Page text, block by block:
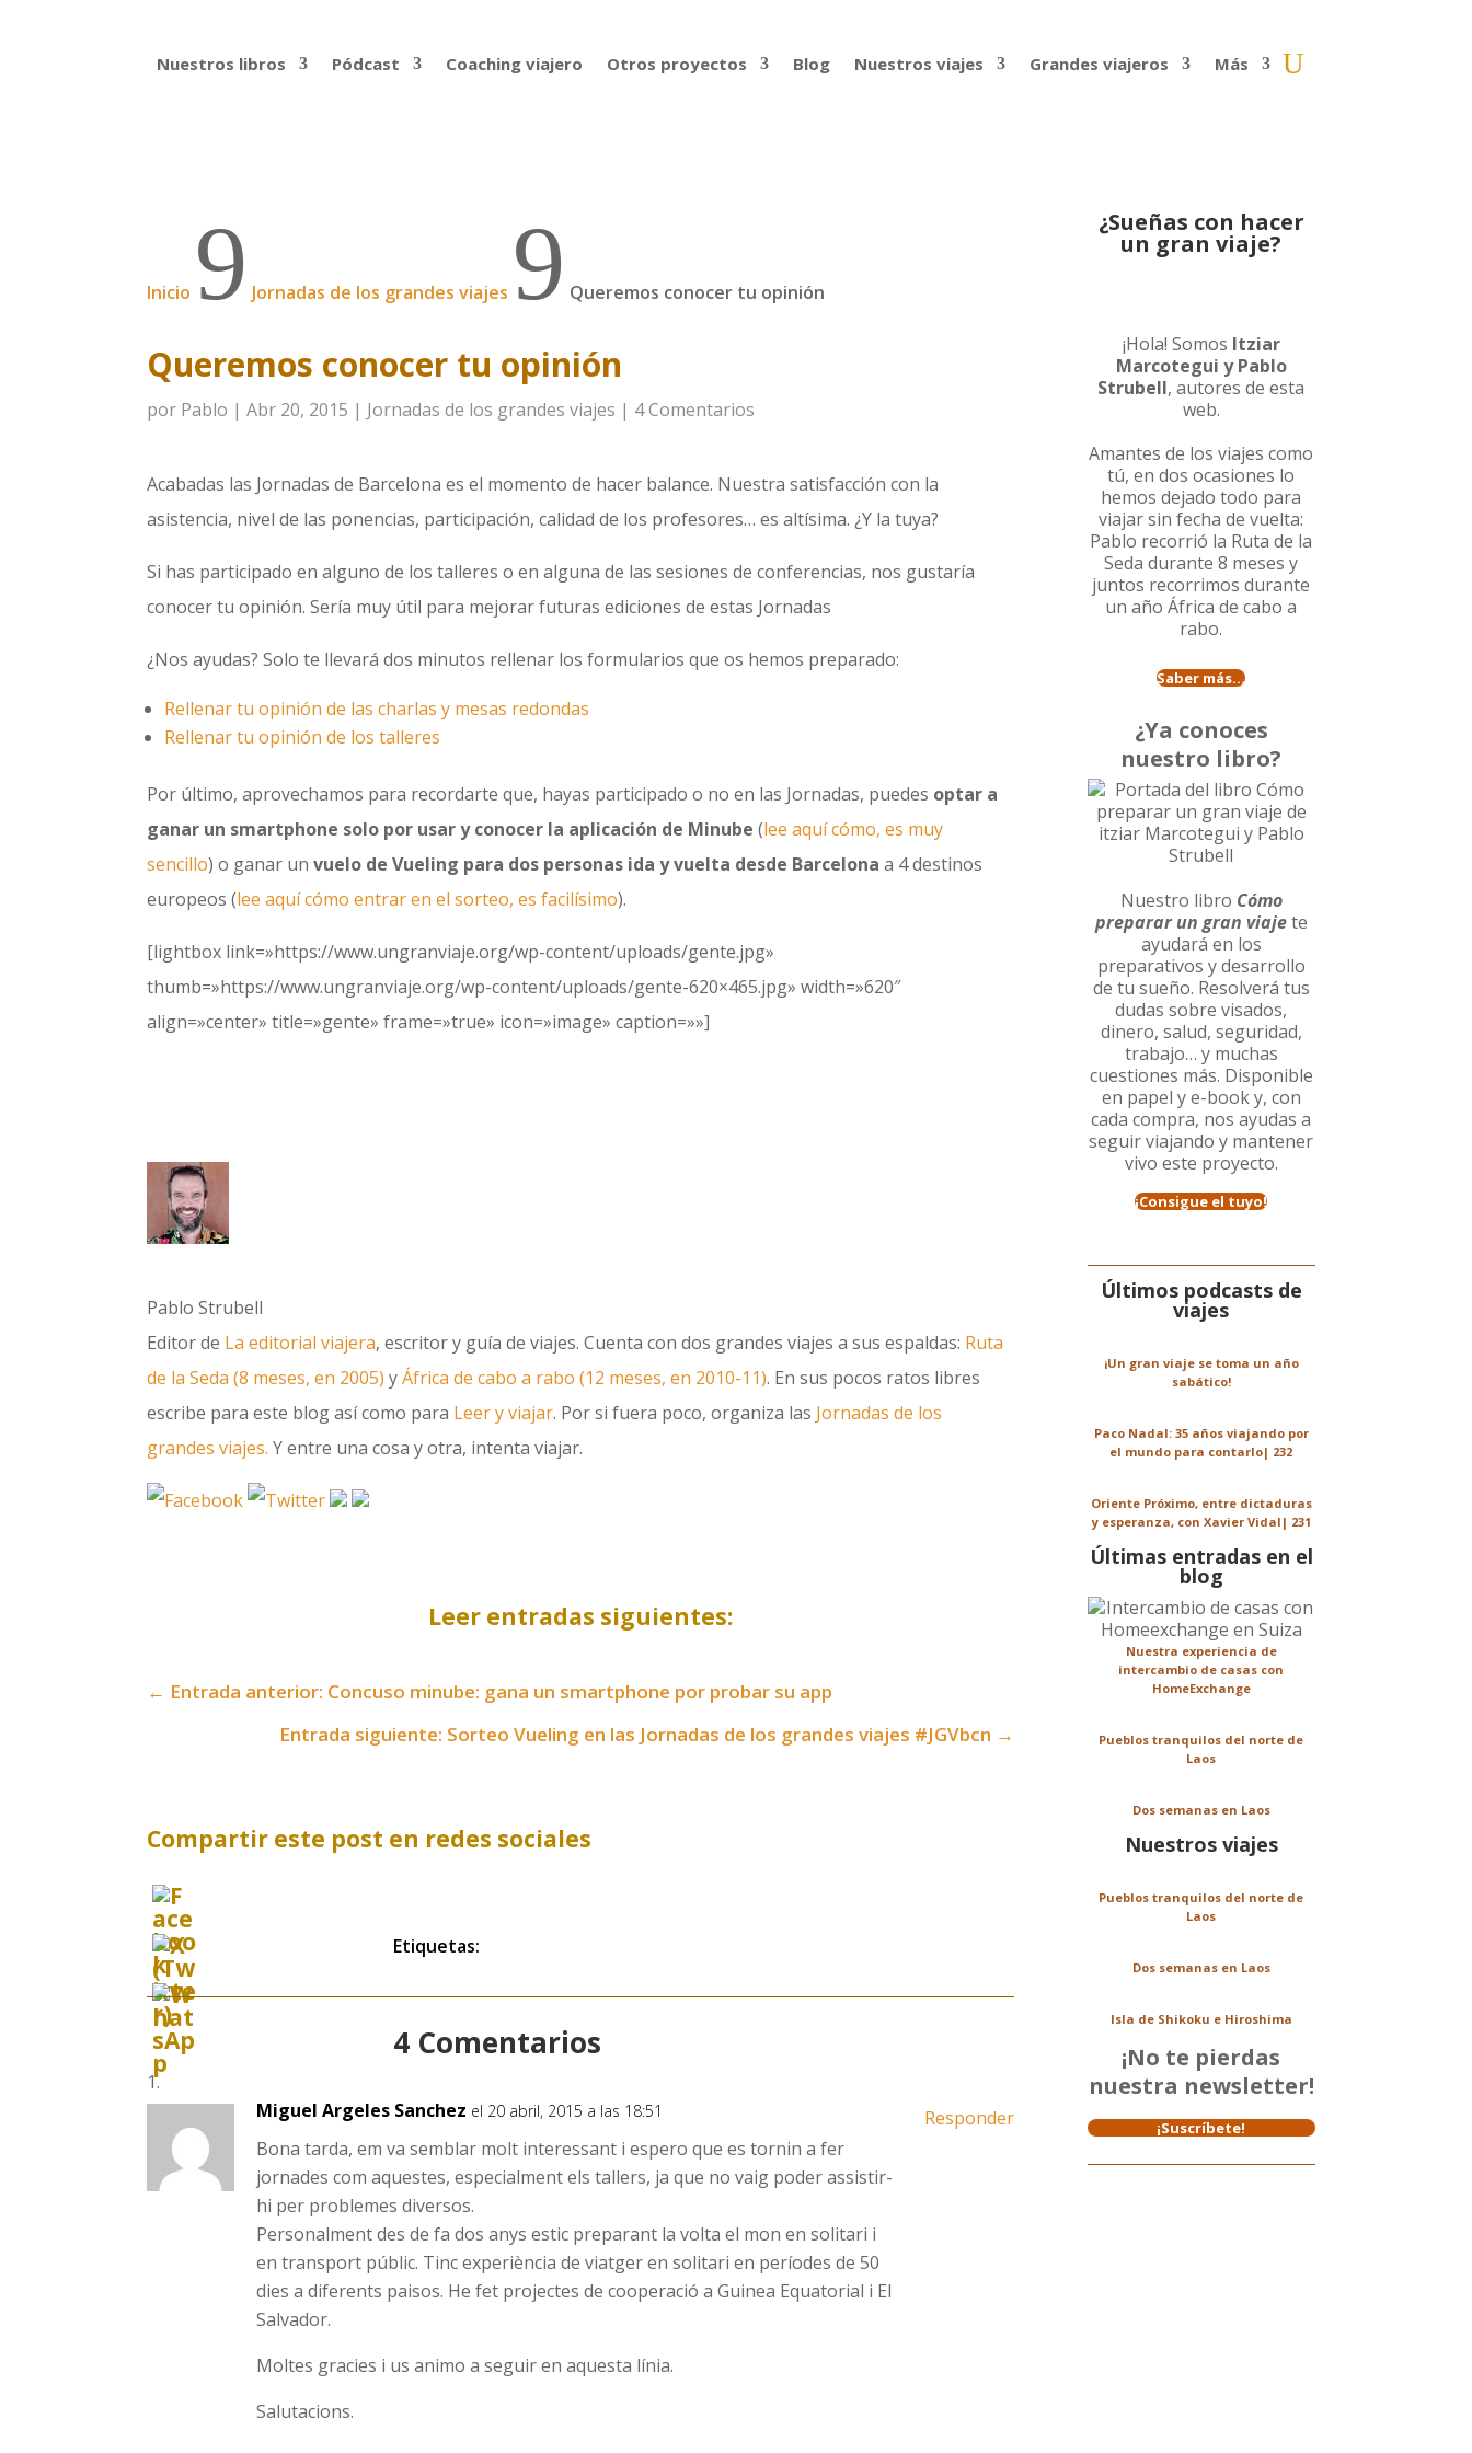
Nuestros libros Pódcast Coaching viajero Otros proyectos Blog Nuestros viajes Grandes viajeros Más
Inicio 9 Jornadas de los grandes viajes 9 Queremos conocer tu opinión
Queremos conocer tu opinión
por Pablo |Abr 20, 2015 | Jornadas de los grandes viajes | 4 Comentarios
Acabadas las Jornadas de Barcelona es el momento de hacer balance. Nuestra satisfacción con la
asistencia, nivel de las ponencias, participación, calidad de los profesores… es altísima. ¿Y la tuya?
Si has participado en alguno de los talleres o en alguna de las sesiones de conferencias, nos gustaría
conocer tu opinión. Sería muy útil para mejorar futuras ediciones de estas Jornadas
¿Nos ayudas? Solo te llevará dos minutos rellenar los formularios que os hemos preparado:
Rellenar tu opinión de las charlas y mesas redondas
Rellenar tu opinión de los talleres
Por último, aprovechamos para recordarte que, hayas participado o no en las Jornadas, puedes optar a
ganar un smartphone solo por usar y conocer la aplicación de Minube (lee aquí cómo, es muy
sencillo) o ganar unvuelo de Vueling para dos personas ida y vuelta desde Barcelona a 4 destinos
europeos (lee aquí cómo entrar en el sorteo, es facilísimo).
[lightbox link=»https://www.ungranviaje.org/wp-content/uploads/gente.jpg»
thumb=»https://www.ungranviaje.org/wp-content/uploads/gente-620×465.jpg» width=»620″
align=»center» title=»gente» frame=»true» icon=»image» caption=»»]
Pablo Strubell
Editor de La editorial viajera, escritor y guía de viajes. Cuenta con dos grandes viajes a sus espaldas: Ruta
de la Seda (8 meses, en 2005) yÁfrica de cabo a rabo (12 meses, en 2010-11). En sus pocos ratos libres
escribe para este blog así como para Leer y viajar. Por si fuera poco, organiza las Jornadas de los
grandes viajes. Y entre una cosa y otra, intenta viajar.
Leer entradas siguientes:
← Entrada anterior: Concuso minube: gana un smartphone por probar su app
Entrada siguiente: Sorteo Vueling en las Jornadas de los grandes viajes #JGVbcn →
Compartir este post en redes sociales
Etiquetas:
4 Comentarios
Miguel Argeles Sanchez el 20 abril, 2015 a las 18:51
Bona tarda, em va semblar molt interessant i espero que es tornin a fer
jornades com aquestes, especialment els tallers, ja que no vaig poder assistir-
hi per problemes diversos.
Personalment des de fa dos anys estic preparant la volta el mon en solitari i
en transport públic. Tinc experiència de viatger en solitari en períodes de 50
dies a diferents paisos. He fet projectes de cooperació a Guinea Equatorial i El
Salvador.
Moltes gracies i us animo a seguir en aquesta línia.
Salutacions.
Responder
¿Sueñas con hacer
un gran viaje?
¡Hola! Somos Itziar
Marcotegui y Pablo
Strubell, autores de esta
web.
Amantes de los viajes como
tú, en dos ocasiones lo
hemos dejado todo para
viajar sin fecha de vuelta:
Pablo recorrió la Ruta de la
Seda durante 8 meses y
juntos recorrimos durante
un añoÁfrica de cabo a
rabo.
Saber más...
¿Ya conoces
nuestro libro?
Nuestro libro Cómo
preparar un gran viajete
ayudará en los
preparativos y desarrollo
de tu sueño. Resolverá tus
dudas sobre visados,
dinero, salud, seguridad,
trabajo… y muchas
cuestiones más. Disponible
en papel y e-book y, con
cada compra, nos ayudas a
seguir viajando y mantener
vivo este proyecto.
¡Consigue el tuyo!
Últimos podcasts de
viajes
¡Un gran viaje se toma un año
sabático!
Paco Nadal: 35 años viajando por
el mundo para contarlo| 232
Oriente Próximo, entre dictaduras
y esperanza, con Xavier Vidal| 231
Últimas entradas en el
blog
Nuestra experiencia de
intercambio de casas con
HomeExchange
Pueblos tranquilos del norte de
Laos
Dos semanas en Laos
Nuestros viajes
Pueblos tranquilos del norte de
Laos
Dos semanas en Laos
Isla de Shikoku e Hiroshima
¡No te pierdas
nuestra newsletter!
¡Suscríbete!